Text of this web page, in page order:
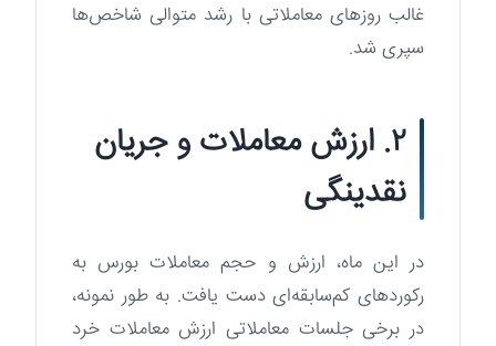
غالب روزهای معاملاتی با رشد متوالی شاخص‌ها
سپری شد.
۲. ارزش معاملات و جریان
نقدینگی
در این ماه، ارزش و حجم معاملات بورس به
رکوردهای کم‌سابقه‌ای دست یافت. به طور نمونه،
در برخی جلسات معاملاتی ارزش معاملات خرد